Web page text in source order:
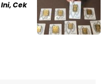
Cek